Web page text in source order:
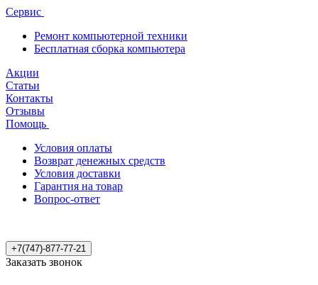
Сервис
Ремонт компьютерной техники
Бесплатная сборка компьютера
Акции
Статьи
Контакты
Отзывы
Помощь
Условия оплаты
Возврат денежных средств
Условия доставки
Гарантия на товар
Вопрос-ответ
+7(747)-877-77-21
Заказать звонок